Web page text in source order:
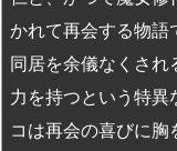
かれて再会する物語
同居を余儀なくさ
力を持つという特異
コは再会の喜びに